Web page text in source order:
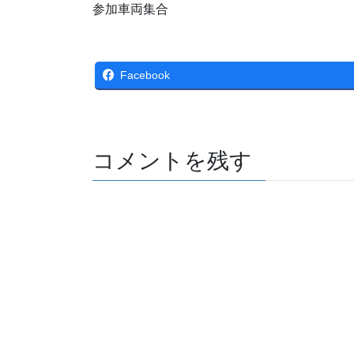
参加車両集合
Facebook
コメントを残す